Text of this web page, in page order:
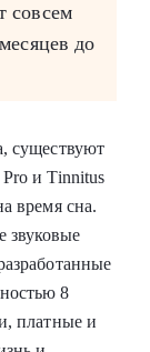
совсем
до
существуют
и Tinnitus
время сна.
звуковые
8
платные и